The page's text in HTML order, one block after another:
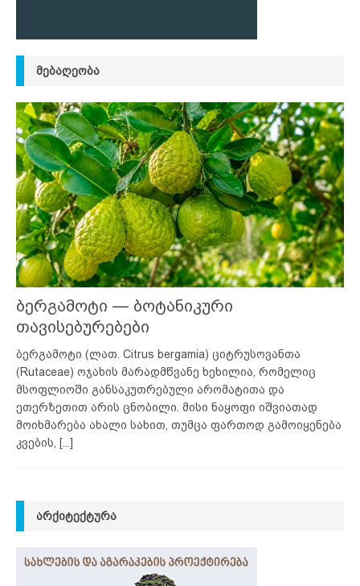
ᲛᲔᲑᲐᲦᲔᲝᲑᲐ
ბერგამოტი — ბოტანიკური
თავისებურებები
ბერგამოტი (ლათ. Citrus bergamia) ციტრუსოვანთა
(Rutaceae) ოჯახის მარადმწვანე ხეხილია, რომელიც
მსოფლიოში განსაკუთრებული არომატითა და
ეთერზეთით არის ცნობილი. მისი ნაყოფი იშვიათად
მოიხმარება ახალი სახით, თუმცა ფართოდ გამოიყენება
კვების,
[...]
ᲐᲠᲥᲘᲢᲔᲥᲢᲣᲠᲐ